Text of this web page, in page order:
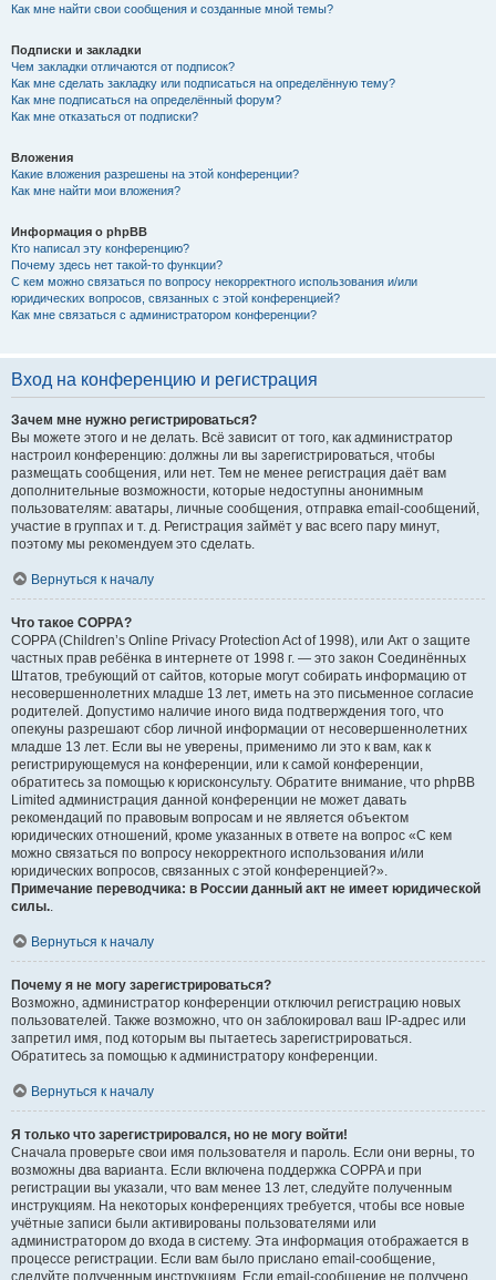
Как мне найти свои сообщения и созданные мной темы?
Подписки и закладки
Чем закладки отличаются от подписок?
Как мне сделать закладку или подписаться на определённую тему?
Как мне подписаться на определённый форум?
Как мне отказаться от подписки?
Вложения
Какие вложения разрешены на этой конференции?
Как мне найти мои вложения?
Информация о phpBB
Кто написал эту конференцию?
Почему здесь нет такой-то функции?
С кем можно связаться по вопросу некорректного использования и/или
юридических вопросов, связанных с этой конференцией?
Как мне связаться с администратором конференции?
Вход на конференцию и регистрация
Зачем мне нужно регистрироваться?
Вы можете этого и не делать. Всё зависит от того, как администратор
настроил конференцию: должны ли вы зарегистрироваться, чтобы
размещать сообщения, или нет. Тем не менее регистрация даёт вам
дополнительные возможности, которые недоступны анонимным
пользователям: аватары, личные сообщения, отправка email-сообщений,
участие в группах и т. д. Регистрация займёт у вас всего пару минут,
поэтому мы рекомендуем это сделать.
Вернуться к началу
Что такое COPPA?
COPPA (Children’s Online Privacy Protection Act of 1998), или Акт о защите
частных прав ребёнка в интернете от 1998 г. — это закон Соединённых
Штатов, требующий от сайтов, которые могут собирать информацию от
несовершеннолетних младше 13 лет, иметь на это письменное согласие
родителей. Допустимо наличие иного вида подтверждения того, что
опекуны разрешают сбор личной информации от несовершеннолетних
младше 13 лет. Если вы не уверены, применимо ли это к вам, как к
регистрирующемуся на конференции, или к самой конференции,
обратитесь за помощью к юрисконсульту. Обратите внимание, что phpBB
Limited администрация данной конференции не может давать
рекомендаций по правовым вопросам и не является объектом
юридических отношений, кроме указанных в ответе на вопрос «С кем
можно связаться по вопросу некорректного использования и/или
юридических вопросов, связанных с этой конференцией?».
Примечание переводчика: в России данный акт не имеет юридической
силы..
Вернуться к началу
Почему я не могу зарегистрироваться?
Возможно, администратор конференции отключил регистрацию новых
пользователей. Также возможно, что он заблокировал ваш IP-адрес или
запретил имя, под которым вы пытаетесь зарегистрироваться.
Обратитесь за помощью к администратору конференции.
Вернуться к началу
Я только что зарегистрировался, но не могу войти!
Сначала проверьте свои имя пользователя и пароль. Если они верны, то
возможны два варианта. Если включена поддержка COPPA и при
регистрации вы указали, что вам менее 13 лет, следуйте полученным
инструкциям. На некоторых конференциях требуется, чтобы все новые
учётные записи были активированы пользователями или
администратором до входа в систему. Эта информация отображается в
процессе регистрации. Если вам было прислано email-сообщение,
следуйте полученным инструкциям. Если email-сообщение не получено,